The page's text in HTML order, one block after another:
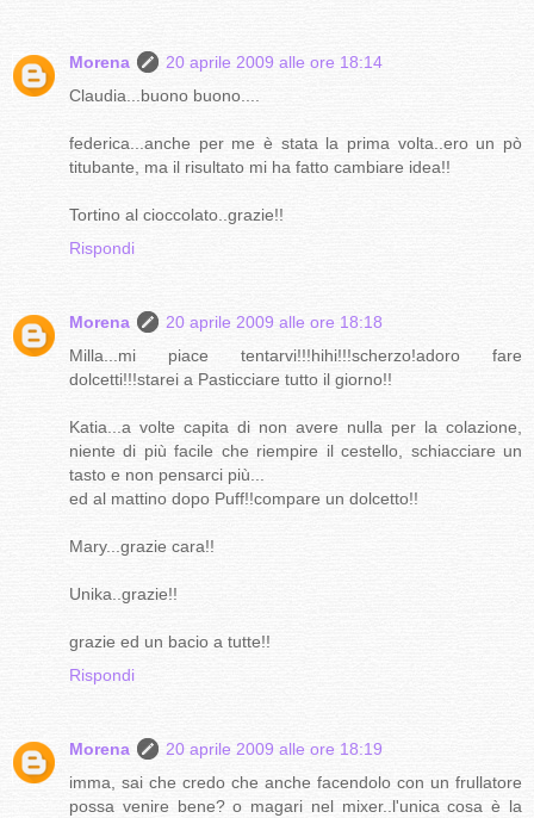
Morena
20 aprile 2009 alle ore 18:14
Claudia...buono buono....
federica...anche per me è stata la prima volta..ero un pò
titubante, ma il risultato mi ha fatto cambiare idea!!
Tortino al cioccolato..grazie!!
Rispondi
Morena
20 aprile 2009 alle ore 18:18
Milla...mi piace tentarvi!!!hihi!!!scherzo!adoro fare
dolcetti!!!starei a Pasticciare tutto il giorno!!
Katia...a volte capita di non avere nulla per la colazione,
niente di più facile che riempire il cestello, schiacciare un
tasto e non pensarci più...
ed al mattino dopo Puff!!compare un dolcetto!!
Mary...grazie cara!!
Unika..grazie!!
grazie ed un bacio a tutte!!
Rispondi
Morena
20 aprile 2009 alle ore 18:19
imma, sai che credo che anche facendolo con un frullatore
possa venire bene? o magari nel mixer..l'unica cosa è la